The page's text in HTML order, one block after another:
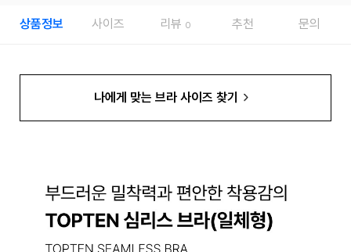
상품정보 사이즈 리뷰 0 추천 문의
나에게 맞는 브라 사이즈 찾기